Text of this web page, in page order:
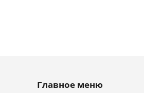
Главное меню